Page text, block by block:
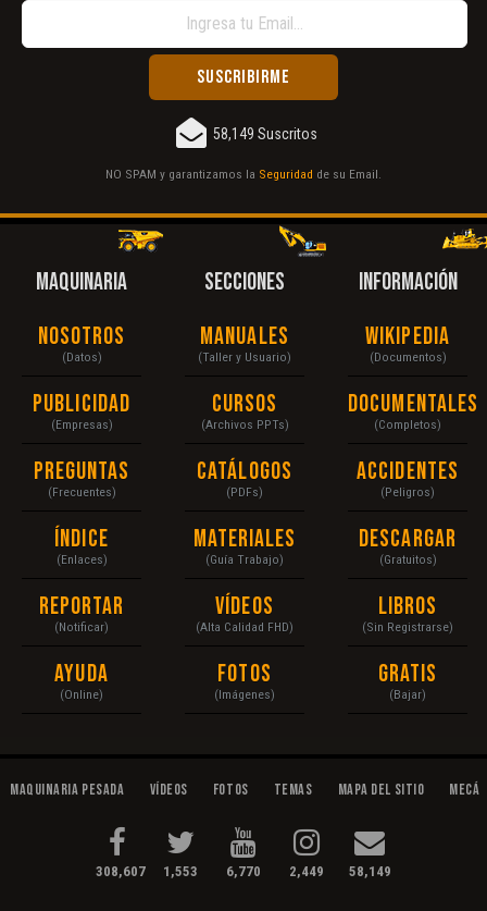
58,149 Suscritos
NO SPAM y garantizamos la Seguridad de su Email.
MAQUINARIA
Nosotros
(Datos)
Publicidad
(Empresas)
Preguntas
(Frecuentes)
Índice
(Enlaces)
Reportar
(Notificar)
Ayuda
(Online)
SECCIONES
Manuales
(Taller y Usuario)
Cursos
(Archivos PPTs)
Catálogos
(PDFs)
Materiales
(Guía Trabajo)
Vídeos
(Alta Calidad FHD)
Fotos
(Imágenes)
INFORMACIÓN
Wikipedia
(Documentos)
Documentales
(Completos)
Accidentes
(Peligros)
Descargar
(Gratuitos)
Libros
(Sin Registrarse)
Gratis
(Bajar)
Maquinaria Pesada Vídeos Fotos Temas Mapa del Sitio
308,607 1,553 6,770 2,449 58,149